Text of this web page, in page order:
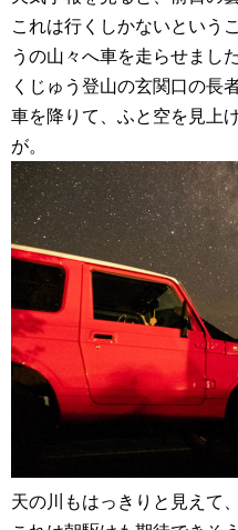
これは行くしかないという
うの山々へ車を走らせました
くじゅう登山の玄関口の長
車を降りて、ふと空を見上
が。
天の川もはっきりと見えて